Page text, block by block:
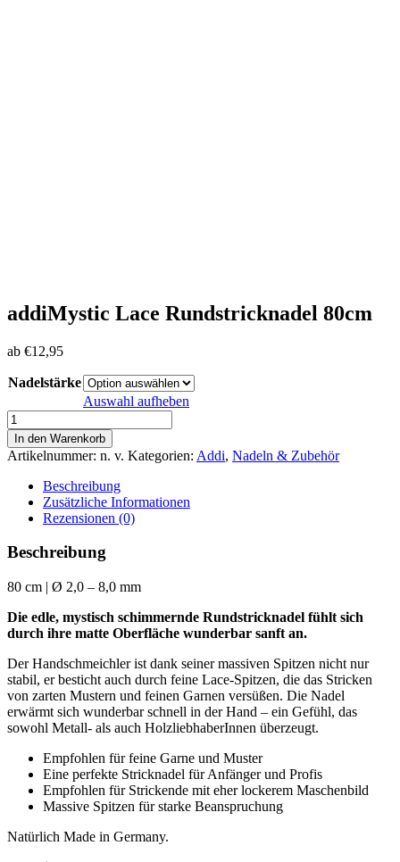
addiMystic Lace Rundstricknadel 80cm
ab €12,95
Nadelstärke
Auswahl aufheben
addiMystic
Lace
Rundstricknadel
80cm
Menge
In den Warenkorb
Artikelnummer: n. v. Kategorien: Addi, Nadeln & Zubehör
Beschreibung
Zusätzliche Informationen
Rezensionen (0)
Beschreibung
80 cm | Ø 2,0 – 8,0 mm
Die edle, mystisch schimmernde Rundstricknadel fühlt sich
durch ihre matte Oberfläche wunderbar sanft an.
Der Handschmeichler ist dank seiner massiven Spitzen nicht nur
stabil, er besticht auch durch feine Lace-Spitzen, die das Stricken
von zarten Mustern und feinen Garnen versüßen. Die Nadel
erwärmt sich wunderbar schnell in der Hand – ein Gefühl, das
sowohl Metall- als auch HolzliebhaberInnen überzeugt.
Empfohlen für feine Garne und Muster
Eine perfekte Stricknadel für Anfänger und Profis
Empfohlen für Strickende mit eher lockerem Maschenbild
Massive Spitzen für starke Beanspruchung
Natürlich Made in Germany.